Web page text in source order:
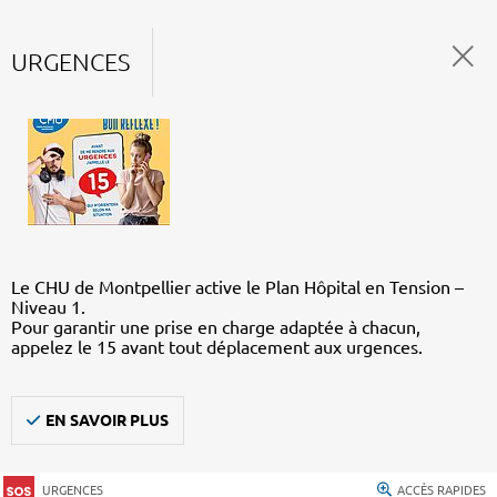
URGENCES
Le CHU de Montpellier active le Plan Hôpital en Tension –
Niveau 1.
Pour garantir une prise en charge adaptée à chacun,
appelez le 15 avant tout déplacement aux urgences.
EN SAVOIR PLUS
URGENCES ACCÈS RAPIDES